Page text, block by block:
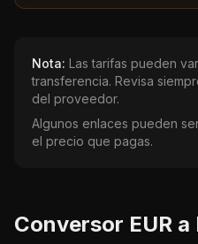
Nota: Las tarifas pueden
transferencia. Revisa
del proveedor.
Algunos enlaces pueden
el precio que pagas.
Conversor EUR a